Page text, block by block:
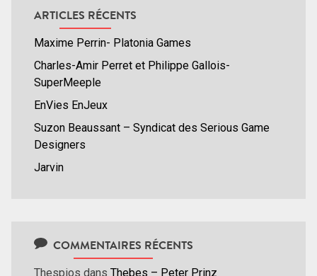
ARTICLES RÉCENTS
Maxime Perrin- Platonia Games
Charles-Amir Perret et Philippe Gallois-
SuperMeeple
EnVies EnJeux
Suzon Beaussant – Syndicat des Serious Game
Designers
Jarvin
COMMENTAIRES RÉCENTS
Thespios dans Thebes – Peter Prinz